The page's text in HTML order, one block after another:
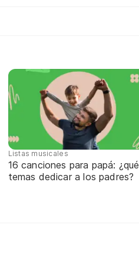
Listas musicales
16 canciones para papá: ¿qué
temas dedicar a los padres?